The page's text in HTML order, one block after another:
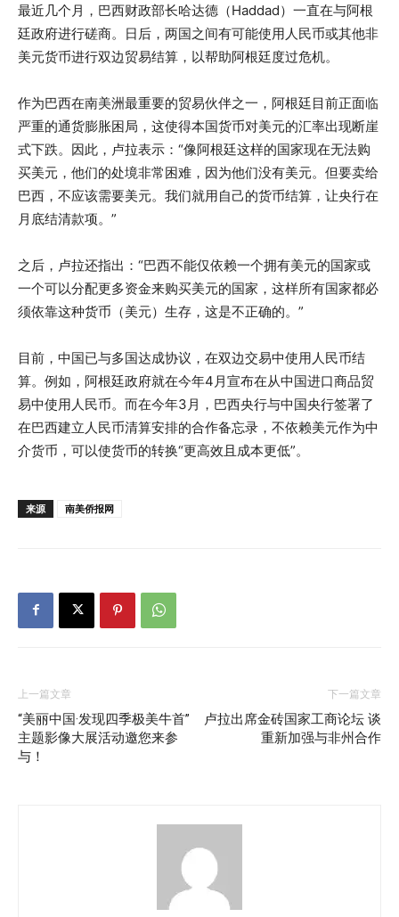
最近几个月，巴西财政部长哈达德（Haddad）一直在与阿根
廷政府进行磋商。日后，两国之间有可能使用人民币或其他非
美元货币进行双边贸易结算，以帮助阿根廷度过危机。
作为巴西在南美洲最重要的贸易伙伴之一，阿根廷目前正面临
严重的通货膨胀困局，这使得本国货币对美元的汇率出现断崖
式下跌。因此，卢拉表示：“像阿根廷这样的国家现在无法购
买美元，他们的处境非常困难，因为他们没有美元。但要卖给
巴西，不应该需要美元。我们就用自己的货币结算，让央行在
月底结清款项。”
之后，卢拉还指出：“巴西不能仅依赖一个拥有美元的国家或
一个可以分配更多资金来购买美元的国家，这样所有国家都必
须依靠这种货币（美元）生存，这是不正确的。”
目前，中国已与多国达成协议，在双边交易中使用人民币结
算。例如，阿根廷政府就在今年4月宣布在从中国进口商品贸
易中使用人民币。而在今年3月，巴西央行与中国央行签署了
在巴西建立人民币清算安排的合作备忘录，不依赖美元作为中
介货币，可以使货币的转换“更高效且成本更低”。
来源 南美侨报网
上一篇文章
“美丽中国·发现四季极美牛首”
主题影像大展活动邀您来参
与！
下一篇文章
卢拉出席金砖国家工商论坛 谈
重新加强与非州合作